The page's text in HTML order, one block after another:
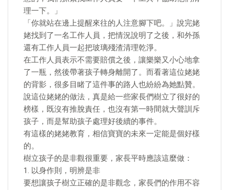
理一下。」
「你就站在邊上提醒來往的人注意腳下吧。」說完姥
姥找到了一名工作人員，把情況說明了之後，和外孫
還有工作人員一起把玻璃殘渣清理乾淨。
在工作人員表示不需要賠償之後，讓樂樂又小心地拿
了一瓶，然後帶著孩子轉身離開了。而看著這位姥姥
的背影，很多目睹了這件事的路人也紛紛為她點贊。
說這位姥姥的做法，真是給一些家長們樹立了很好的
榜樣，既沒有推脫責任，也沒有第一時間就大聲訓斥
孩子，而是幫助孩子處理好後續的事件。
有這樣的姥姥教育，相信寶寶的未來一定能是個好樣
的。
樹立孩子的是非觀很重要，家長平時應該這麼做：
1. 以身作則，明辨是非
要想讓孩子樹立正確的是非觀念，家長們的作用不容